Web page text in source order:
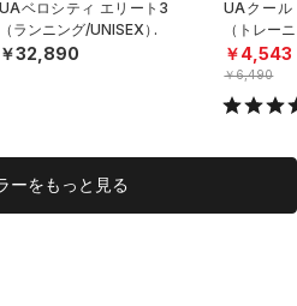
UAベロシティ エリート3
（ランニング/UNISEX）
￥32,890
UAクール
（トレー
￥4,543
￥6,490
ーをもっと見る